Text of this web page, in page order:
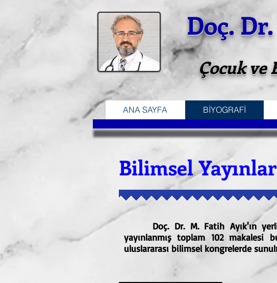
Doç.
Çocuk ve
ANA SAYFA BİYOGRAFİ
Bilimsel Yayınlar
Doç. Dr. M. Fatih Ayık'ın
yayınlanmış toplam 102 makalesi
uluslararası bilimsel kongrelerde